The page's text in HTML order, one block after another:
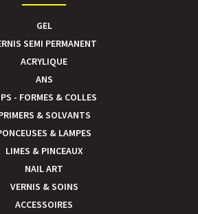
GEL
SEMI PERMANENT
ACRYLIQUE
ANS
- FORMES & COLLES
& SOLVANTS
& LAMPES
LIMES & PINCEAUX
NAIL ART
VERNIS & SOINS
ACCESSOIRES